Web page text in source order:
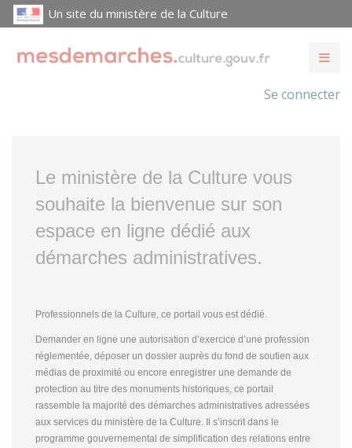
Un site du ministère de la Culture
Se connecter
Le ministère de la Culture vous
souhaite la bienvenue sur son
espace en ligne dédié aux
démarches administratives.
Professionnels de la Culture, ce portail vous est dédié.
Demander en ligne une autorisation d’exercice d’une profession
réglementée, déposer un dossier auprès du fond de soutien aux
médias de proximité ou encore enregistrer une demande de
protection au titre des monuments historiques, ce portail
rassemble la majorité des démarches administratives adressées
aux services du ministère de la Culture. Il s’inscrit dans le
programme gouvernemental de simplification des relations entre